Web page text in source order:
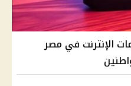
الإنترنت في مصر